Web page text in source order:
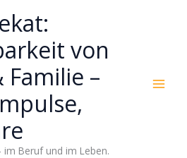
von
–
im Beruf und im Leben.